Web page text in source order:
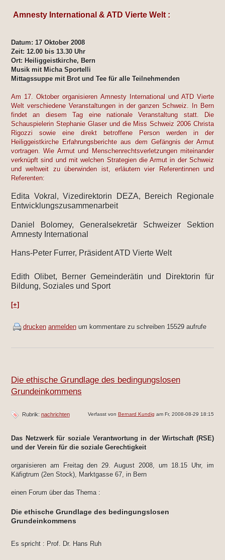
Amnesty International & ATD Vierte Welt :
Datum: 17 Oktober 2008
Zeit: 12.00 bis 13.30 Uhr
Ort: Heiliggeistkirche, Bern
Musik mit Micha Sportelli
Mittagssuppe mit Brot und Tee für alle Teilnehmenden
Am 17. Oktober organisieren Amnesty International und ATD Vierte
Welt verschiedene Veranstaltungen in der ganzen Schweiz. In Bern
findet an diesem Tag eine nationale Veranstaltung statt. Die
Schauspielerin Stephanie Glaser und die Miss Schweiz 2006 Christa
Rigozzi sowie eine direkt betroffene Person werden in der
Heiliggeistkirche Erfahrungsberichte aus dem Gefängnis der Armut
vortragen. Wie Armut und Menschenrechtsverletzungen miteinander
verknüpft sind und mit welchen Strategien die Armut in der Schweiz
und weltweit zu überwinden ist, erläutern vier Referentinnen und
Referenten:
Edita Vokral, Vizedirektorin DEZA, Bereich Regionale
Entwicklungszusammenarbeit
Daniel Bolomey, Generalsekretär Schweizer Sektion
Amnesty International
Hans-Peter Furrer, Präsident ATD Vierte Welt
Edith Olibet, Berner Gemeinderätin und Direktorin für
Bildung, Soziales und Sport
[+]
drucken anmeldenum kommentare zu schreiben 15529 aufrufe
Die ethische Grundlage des bedingungslosen
Grundeinkommens
Verfasst vonBernard Kundig am Fr, 2008-08-29 18:15
Rubrik: nachrichten
Das Netzwerk für soziale Verantwortung in der Wirtschaft (RSE)
und der Verein für die soziale Gerechtigkeit
organisieren am Freitag den 29. August 2008, um 18.15 Uhr, im
Käfigtrum (2en Stock), Marktgasse 67, in Bern
einen Forum über das Thema :
Die ethische Grundlage des bedingungslosen
Grundeinkommens
Es spricht : Prof. Dr. Hans Ruh